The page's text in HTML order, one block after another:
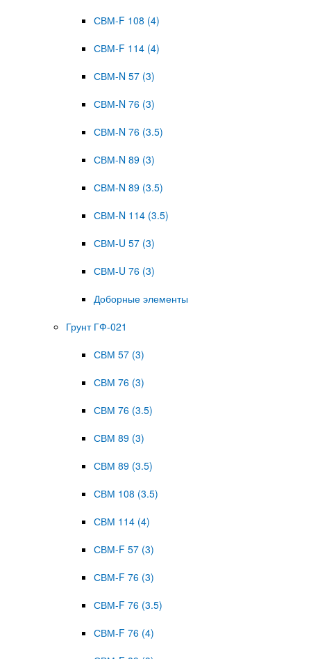
СВМ-F 108 (4)
СВМ-F 114 (4)
СВМ-N 57 (3)
СВМ-N 76 (3)
СВМ-N 76 (3.5)
СВМ-N 89 (3)
СВМ-N 89 (3.5)
СВМ-N 114 (3.5)
СВМ-U 57 (3)
СВМ-U 76 (3)
Доборные элементы
Грунт ГФ-021
СВМ 57 (3)
СВМ 76 (3)
СВМ 76 (3.5)
СВМ 89 (3)
СВМ 89 (3.5)
СВМ 108 (3.5)
СВМ 114 (4)
СВМ-F 57 (3)
СВМ-F 76 (3)
СВМ-F 76 (3.5)
СВМ-F 76 (4)